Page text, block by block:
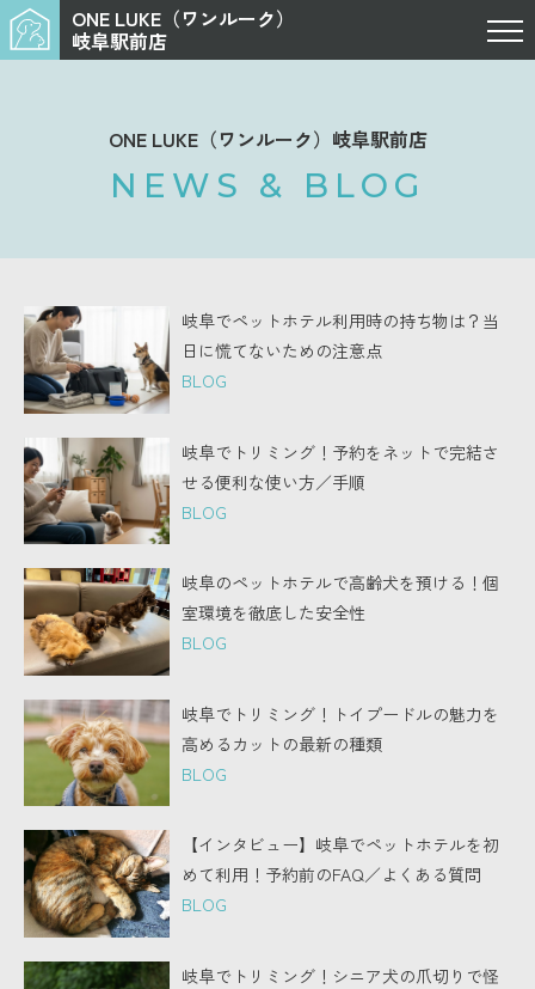
ONE LUKE（ワンルーク）
岐阜駅前店
ONE LUKE（ワンルーク）岐阜駅前店
NEWS & BLOG
岐阜でペットホテル利用時の持ち物は？当
日に慌てないための注意点
BLOG
岐阜でトリミング！予約をネットで完結さ
せる便利な使い方／手順
BLOG
岐阜のペットホテルで高齢犬を預ける！個
室環境を徹底した安全性
BLOG
岐阜でトリミング！トイプードルの魅力を
高めるカットの最新の種類
BLOG
【インタビュー】岐阜でペットホテルを初
めて利用！予約前のFAQ／よくある質問
BLOG
岐阜でトリミング！シニア犬の爪切りで怪